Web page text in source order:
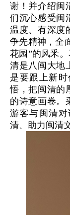
谢！并介绍闽
们沉心感受闽
温度、有深度
争先精神，全
花园”的风釆
清是八闽大地
是要跟上新
悟，把闽清的
的诗意画卷。
游客与闽清
清、助力闽清